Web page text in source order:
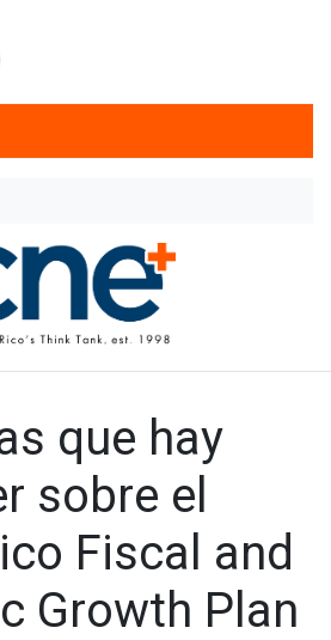
Para Una
– Center
Economy
research and policy development
que hay
sobre el
Fiscal and
Growth Plan